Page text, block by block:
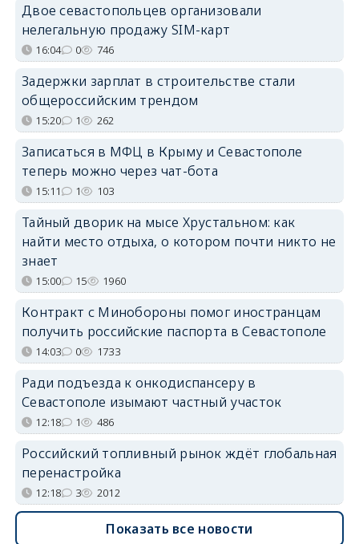
Двое севастопольцев организовали
нелегальную продажу SIM-карт
16:04 0 746
Задержки зарплат в строительстве стали
общероссийским трендом
15:20 1 262
Записаться в МФЦ в Крыму и Севастополе
теперь можно через чат-бота
15:11 1 103
Тайный дворик на мысе Хрустальном: как
найти место отдыха, о котором почти никто не
знает
15:00 15 1960
Контракт с Минобороны помог иностранцам
получить российские паспорта в Севастополе
14:03 0 1733
Ради подъезда к онкодиспансеру в
Севастополе изымают частный участок
12:18 1 486
Российский топливный рынок ждёт глобальная
перенастройка
12:18 3 2012
Показать все новости